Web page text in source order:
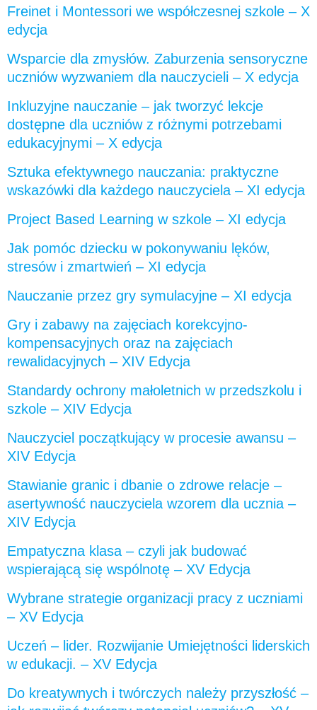
Freinet i Montessori we współczesnej szkole – X
edycja
Wsparcie dla zmysłów. Zaburzenia sensoryczne
uczniów wyzwaniem dla nauczycieli – X edycja
Inkluzyjne nauczanie – jak tworzyć lekcje
dostępne dla uczniów z różnymi potrzebami
edukacyjnymi – X edycja
Sztuka efektywnego nauczania: praktyczne
wskazówki dla każdego nauczyciela – XI edycja
Project Based Learning w szkole – XI edycja
Jak pomóc dziecku w pokonywaniu lęków,
stresów i zmartwień – XI edycja
Nauczanie przez gry symulacyjne – XI edycja
Gry i zabawy na zajęciach korekcyjno-
kompensacyjnych oraz na zajęciach
rewalidacyjnych – XIV Edycja
Standardy ochrony małoletnich w przedszkolu i
szkole – XIV Edycja
Nauczyciel początkujący w procesie awansu –
XIV Edycja
Stawianie granic i dbanie o zdrowe relacje –
asertywność nauczyciela wzorem dla ucznia –
XIV Edycja
Empatyczna klasa – czyli jak budować
wspierającą się wspólnotę – XV Edycja
Wybrane strategie organizacji pracy z uczniami
– XV Edycja
Uczeń – lider. Rozwijanie Umiejętności liderskich
w edukacji. – XV Edycja
Do kreatywnych i twórczych należy przyszłość –